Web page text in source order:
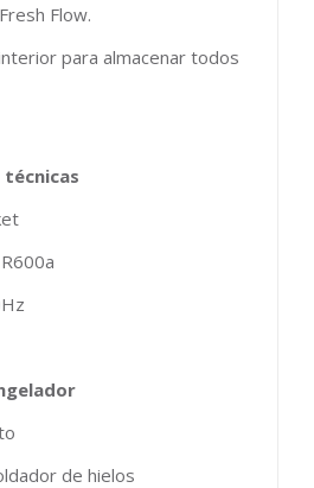
Flow.
para almacenar todos
técnicas
de hielos